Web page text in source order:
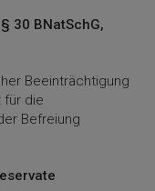
30 BNatSchG,
Beeinträchtigung
die
Befreiung